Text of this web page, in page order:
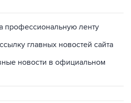
профессиональную ленту
главных новостей сайта
новости в официальном